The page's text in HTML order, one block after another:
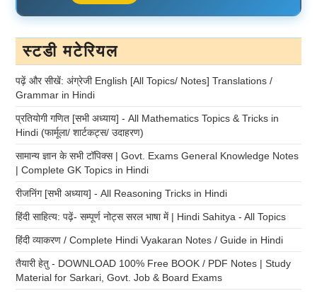
स्टडी मटेरियल
पढ़ें और सीखें: अंग्रेजी English [All Topics/ Notes] Translations /
Grammar in Hindi
प्रतियोगी गणित [सभी अध्याय] - All Mathematics Topics & Tricks in
Hindi (फार्मूला/ शार्टकट्स/ उदाहरण)
सामान्य ज्ञान के सभी टॉपिक्स | Govt. Exams General Knowledge Notes
| Complete GK Topics in Hindi
रीजनिंग [सभी अध्याय] - All Reasoning Tricks in Hindi
हिंदी साहित्य: पढ़ें- सम्पूर्ण नोट्स सरल भाषा में | Hindi Sahitya - All Topics
हिंदी व्याकरण / Complete Hindi Vyakaran Notes / Guide in Hindi
तैयारी हेतु - DOWNLOAD 100% Free BOOK / PDF Notes | Study
Material for Sarkari, Govt. Job & Board Exams